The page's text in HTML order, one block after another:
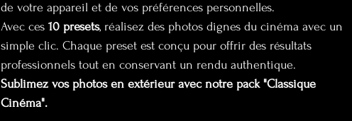
de votre appareil et de vos préférences personnelles.
Avec ces 10 presets, réalisez des photos dignes du cinéma avec un
simple clic. Chaque preset est conçu pour offrir des résultats
professionnels tout en conservant un rendu authentique.
Sublimez vos photos en extérieur avec notre pack "Classique
Cinéma".